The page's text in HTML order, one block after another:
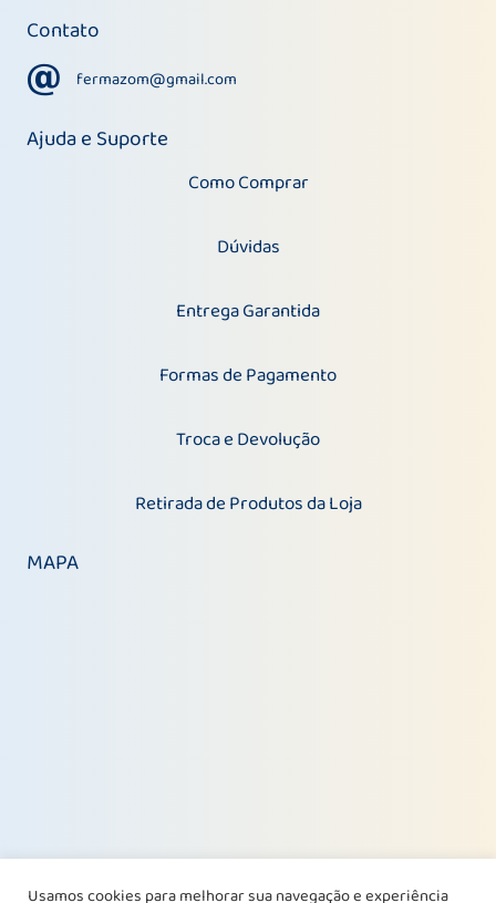
Contato
fermazom@gmail.com
fermazom@gmail.com
Ajuda e Suporte
Como Comprar
Dúvidas
Entrega Garantida
Formas de Pagamento
Troca e Devolução
Retirada de Produtos da Loja
MAPA
Usamos cookies para melhorar sua navegação e experiência